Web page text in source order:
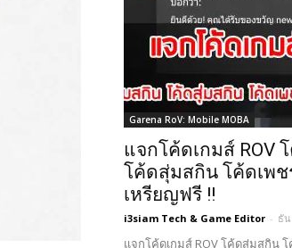
Garena RoV: Mobile MOBA
แจกโค้ดเกมส์ ROV
โค้ดสุ่มสกิน โค้ดเพช
เหรียญฟรี !!
i3siam Tech & Game Editor - ธัน
แจกโค้ดเกมส์ ROV โค้ดสุ่มสกิน